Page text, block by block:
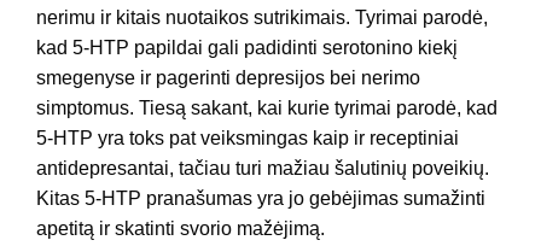
nerimu ir kitais nuotaikos sutrikimais. Tyrimai parodė,
kad 5-HTP papildai gali padidinti serotonino kiekį
smegenyse ir pagerinti depresijos bei nerimo
simptomus. Tiesą sakant, kai kurie tyrimai parodė, kad
5-HTP yra toks pat veiksmingas kaip ir receptiniai
antidepresantai, tačiau turi mažiau šalutinių poveikių.
Kitas 5-HTP pranašumas yra jo gebėjimas sumažinti
apetitą ir skatinti svorio mažėjimą.